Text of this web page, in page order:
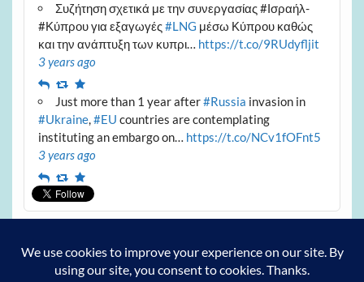
Συζήτηση σχετικά με την συνεργασίας #Ισραήλ-
#Κύπρου για εξαγωγές#LNG μέσω Κύπρου καθώς
και την ανάπτυξη των κυπρι… https://t.co/9RUdyfljit
3 years ago
ReplyRetweet
Favourite
Just more than 1 year after#Russia invasion in
#Ukraine,#EU countries are contemplating
instituting an embargo on… https://t.co/NCv1fOFnt5
3 years ago
ReplyRetweet
Favourite
Archives